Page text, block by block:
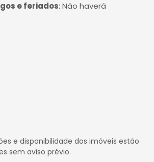
e feriados: Não haverá
e disponibilidade dos imóveis estão
sem aviso prévio.